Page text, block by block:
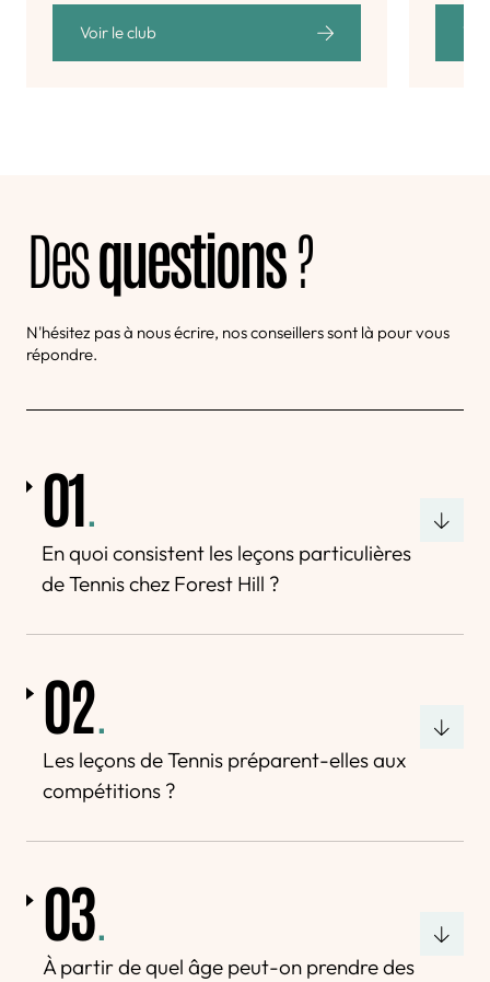
Voir le club
Desquestions?
N'hésitez pas à nous écrire, nos conseillers sont là pour vous
répondre.
01.
En quoi consistent les leçons particulières
de Tennis chez Forest Hill ?
02.
Les leçons de Tennis préparent-elles aux
compétitions ?
03.
À partir de quel âge peut-on prendre des